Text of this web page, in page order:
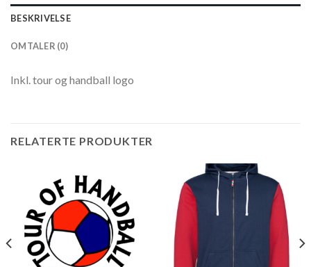
BESKRIVELSE
OMTALER (0)
Inkl. tour og handball logo
RELATERTE PRODUKTER